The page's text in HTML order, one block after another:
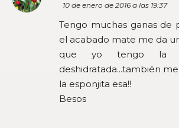
10 de enero de 2016 a las 19:37
Tengo muchas ganas de
el acabado mate me da
que yo tengo la
deshidratada...también
la esponjita esa!!
Besos